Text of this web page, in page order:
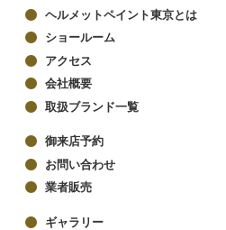
ヘルメットペイント東京とは
ショールーム
アクセス
会社概要
取扱ブランド一覧
御来店予約
お問い合わせ
業者販売
ギャラリー